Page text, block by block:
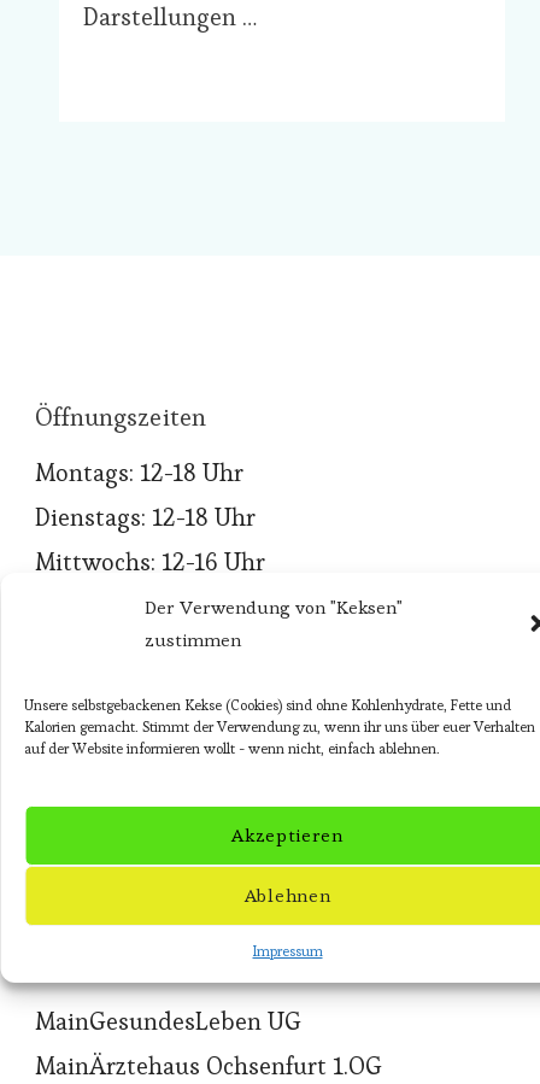
Der Verwendung von "Keksen"
zustimmen
Unsere selbstgebackenen Kekse (Cookies) sind ohne Kohlenhydrate, Fette und
Kalorien gemacht. Stimmt der Verwendung zu, wenn ihr uns über euer Verhalten
auf der Website informieren wollt - wenn nicht, einfach ablehnen.
Akzeptieren
Ablehnen
Impressum
Darstellungen …
Öffnungszeiten
Montags: 12-18 Uhr
Dienstags: 12-18 Uhr
Mittwochs: 12-16 Uhr
Donnerstags: 12-16 Uhr
Freitags: geschlossen
NEU - NEU - NEU
Telefonsprechstunden:
MainGesundesLeben UG
MainÄrztehaus Ochsenfurt 1.OG